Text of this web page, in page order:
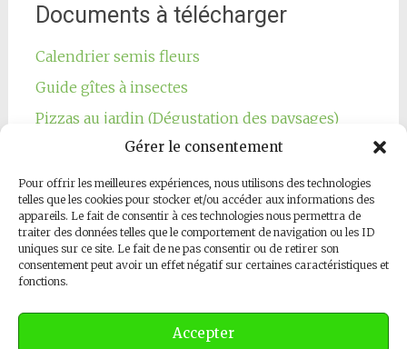
Gérer le consentement
Pour offrir les meilleures expériences, nous utilisons des technologies
telles que les cookies pour stocker et/ou accéder aux informations des
appareils. Le fait de consentir à ces technologies nous permettra de
traiter des données telles que le comportement de navigation ou les ID
uniques sur ce site. Le fait de ne pas consentir ou de retirer son
consentement peut avoir un effet négatif sur certaines caractéristiques et
fonctions.
Accepter
Documents à télécharger
Calendrier semis fleurs
Guide gîtes à insectes
Pizzas au jardin (Dégustation des paysages)
Notre page Facebook